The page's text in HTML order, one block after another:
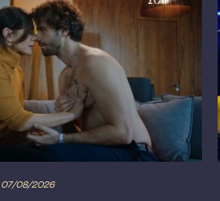
07/08/2026